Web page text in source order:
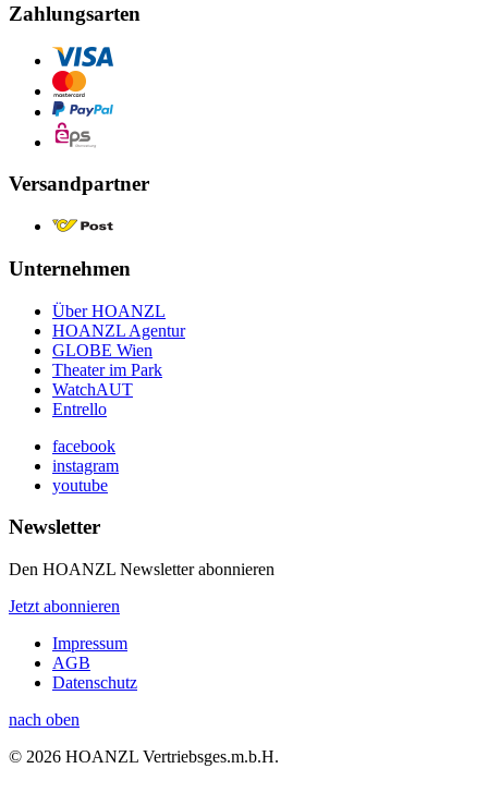
Zahlungsarten
Versandpartner
Unternehmen
Über HOANZL
HOANZL Agentur
GLOBE Wien
Theater im Park
WatchAUT
Entrello
facebook
instagram
youtube
Newsletter
Den HOANZL Newsletter abonnieren
Jetzt abonnieren
Impressum
AGB
Datenschutz
nach oben
© 2026 HOANZL Vertriebsges.m.b.H.